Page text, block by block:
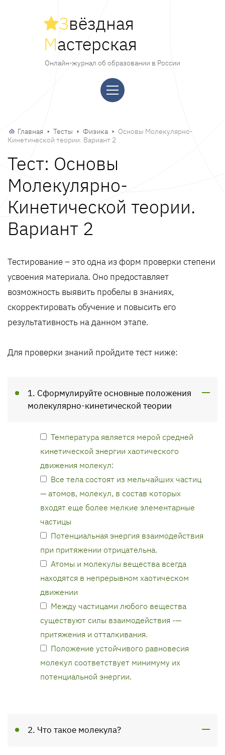
Звёздная
Мастерская
Онлайн-журнал об образовании в России
Главная Тесты Физика
Основы Молекулярно-
Кинетической теории. Вариант 2
Тест: Основы
Молекулярно-
Кинетической теории.
Вариант 2
Тестирование – это одна из форм проверки степени
усвоения материала. Оно предоставляет
возможность выявить пробелы в знаниях,
скорректировать обучение и повысить его
результативность на данном этапе.
Для проверки знаний пройдите тест ниже:
1. Сформулируйте основные положения
молекулярно-кинетической теории
Температура является мерой средней
кинетической энергии хаотического
движения молекул:
Все тела состоят из мельчайших частиц
— атомов, молекул, в состав которых
входят еще более мелкие элементарные
частицы
Потенциальная энергия взаимодействия
при притяжении отрицательна.
Атомы и молекулы вещества всегда
находятся в непрерывном хаотическом
движении
Между частицами любого вещества
существуют силы взаимодействия -—
притяжения и отталкивания.
Положение устойчивого равновесия
молекул соответствует минимуму их
потенциальной энергии.
2. Что такое молекула?